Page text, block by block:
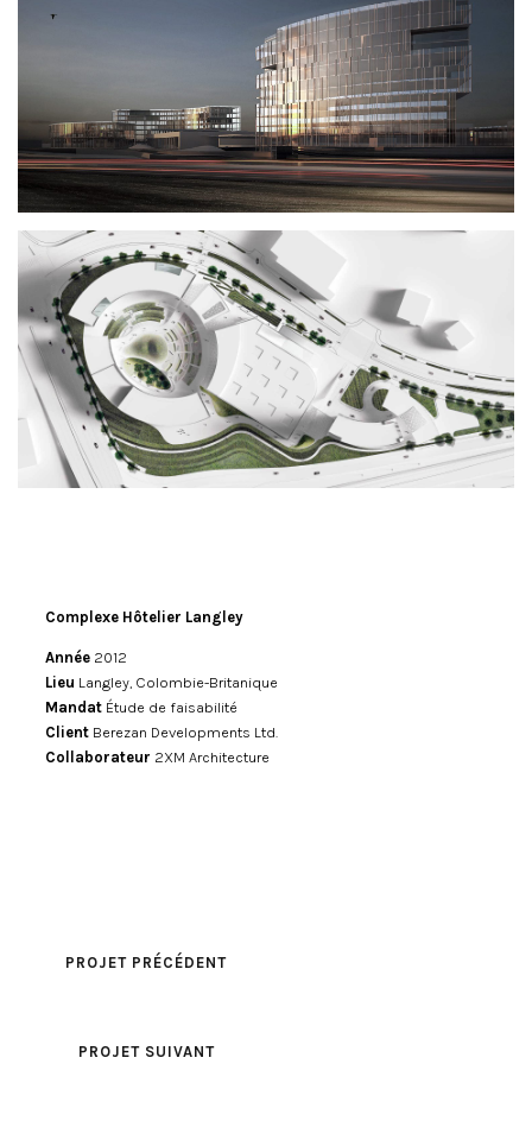
Complexe Hôtelier Langley
Année 2012
Lieu Langley, Colombie-Britanique
Mandat Étude de faisabilité
Client Berezan Developments Ltd.
Collaborateur 2XM Architecture
PROJET PRÉCÉDENT
PROJET SUIVANT